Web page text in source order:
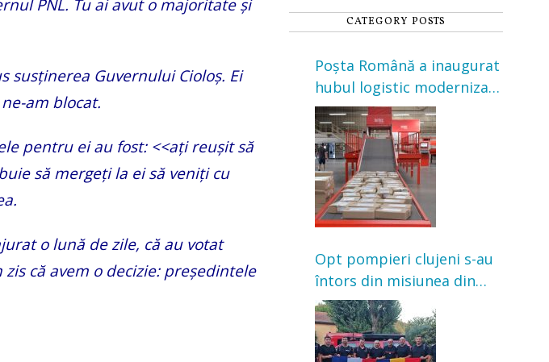
PNL. Tu ai avut o majoritate și
susținerea Guvernului Cioloș. Ei
am blocat.
pentru ei au fost: <<ați reușit să
să mergeți la ei să veniți cu
o lună de zile, că au votat
că avem o decizie: președintele
CATEGORY POSTS
Poșta Română a inaugurat
hubul logistic modernizat
din Cluj-Napoca. Investiție
de 3 milioane de euro
Opt pompieri clujeni s-au
întors din misiunea din
Franța. Au intervenit la
incendii de vegetație și
pădure